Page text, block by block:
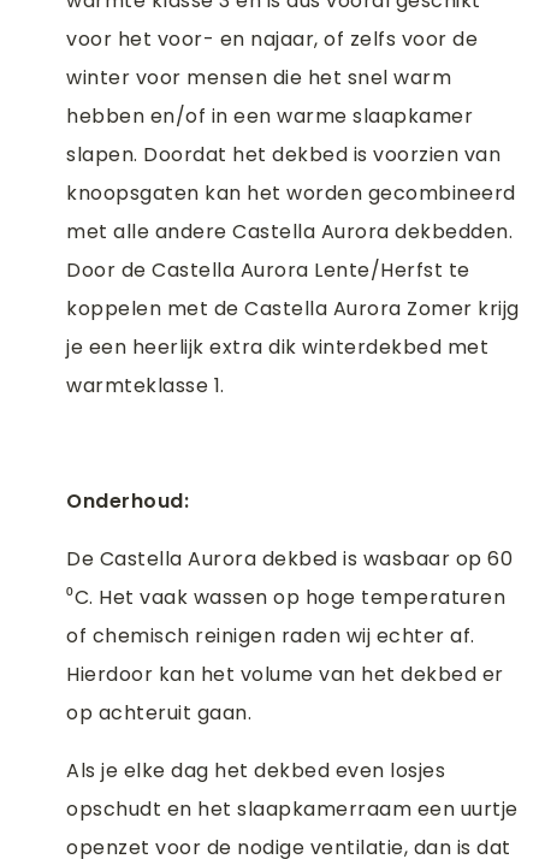
voor het voor- en najaar, of zelfs voor de
winter voor mensen die het snel warm
hebben en/of in een warme slaapkamer
slapen. Doordat het dekbed is voorzien van
knoopsgaten kan het worden gecombineerd
met alle andere Castella Aurora dekbedden.
Door de Castella Aurora Lente/Herfst te
koppelen met de Castella Aurora Zomer krijg
je een heerlijk extra dik winterdekbed met
warmteklasse 1.
Onderhoud:
De Castella Aurora dekbed is wasbaar op 60
⁰C. Het vaak wassen op hoge temperaturen
of chemisch reinigen raden wij echter af.
Hierdoor kan het volume van het dekbed er
op achteruit gaan.
Als je elke dag het dekbed even losjes
opschudt en het slaapkamerraam een uurtje
openzet voor de nodige ventilatie, dan is dat